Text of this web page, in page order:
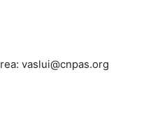
vaslui@cnpas.org